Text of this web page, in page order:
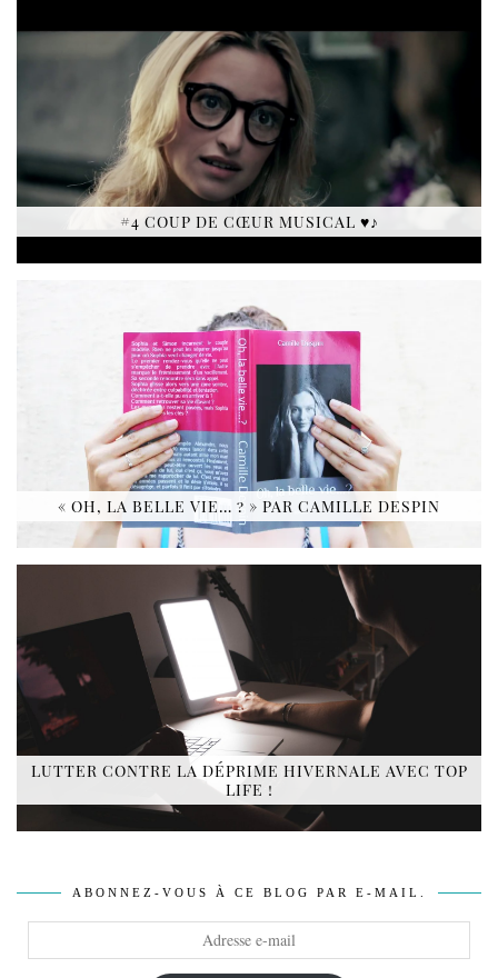
#4 COUP DE CŒUR MUSICAL ♥♪
« OH, LA BELLE VIE… ? » PAR CAMILLE DESPIN
LUTTER CONTRE LA DÉPRIME HIVERNALE AVEC TOP
LIFE !
ABONNEZ-VOUS À CE BLOG PAR E-MAIL.